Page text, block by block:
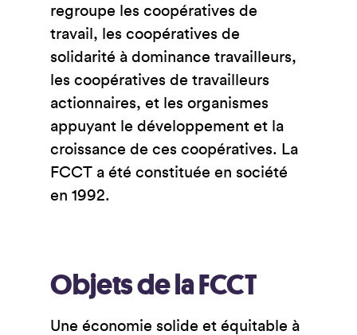
regroupe les coopératives de
travail, les coopératives de
solidarité à dominance travailleurs,
les coopératives de travailleurs
actionnaires, et les organismes
appuyant le développement et la
croissance de ces coopératives. La
FCCT a été constituée en société
en 1992.
Objets de la FCCT
Une économie solide et équitable à